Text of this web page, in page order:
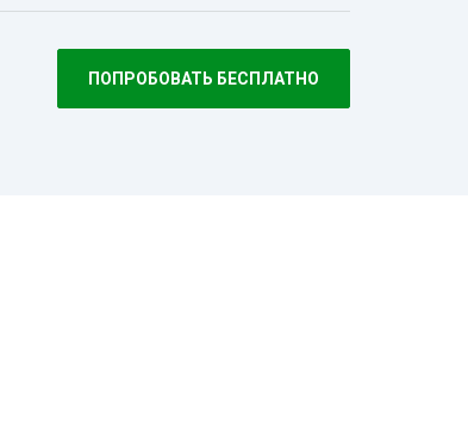
ПОПРОБОВАТЬ БЕСПЛАТНО